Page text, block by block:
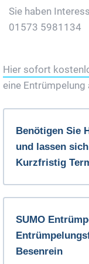
Sie haben
01573 5981134
Hier sofort
eine Entrümpelung
Benötigen Sie
und lassen
Kurzfristig
SUMO
Besenrein